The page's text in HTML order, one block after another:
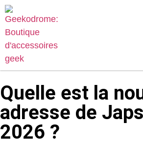
Quelle est la
adresse de
2026 ?